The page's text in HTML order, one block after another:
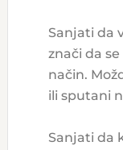
Sanjati da
znači da
način.
ili sputani
Sanjati da